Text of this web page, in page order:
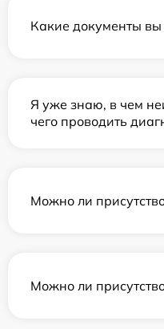
Какие документы вы
Я уже знаю, в чем
чего проводить
Можно ли
Можно ли